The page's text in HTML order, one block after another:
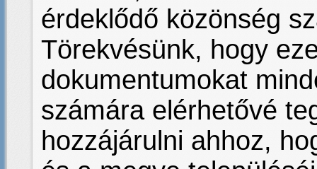
érdeklődő közönség
Törekvésünk, hogy
dokumentumokat
számára elérhetővé
hozzájárulni ahhoz,